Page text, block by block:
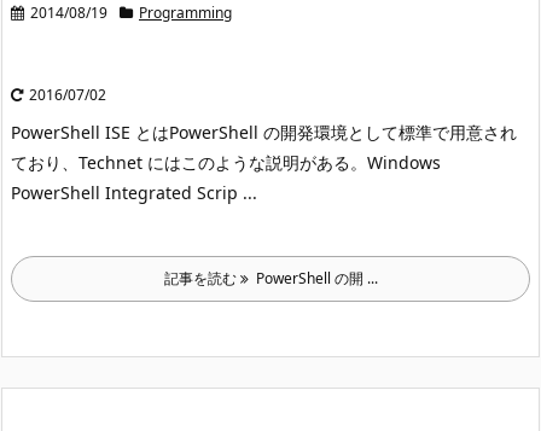
2014/08/19 Programming
2016/07/02
PowerShell ISE とはPowerShell の開発環境として標準で用意され
ており、Technet にはこのような説明がある。 Windows
PowerShell Integrated Scrip ...
記事を読む PowerShell の開 ...